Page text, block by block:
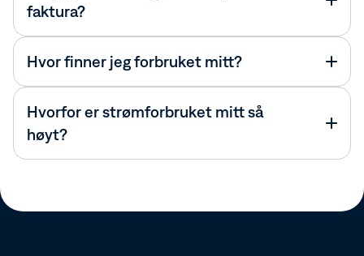
faktura?
Hvor finner jeg forbruket mitt?
Hvorfor er strømforbruket mitt så
høyt?